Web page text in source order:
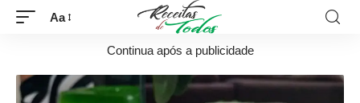
Aa
Continua após a publicidade